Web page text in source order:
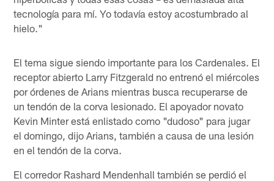
tecnología para mí. Yo todavía estoy acostumbrado al
hielo."
El tema sigue siendo importante para los Cardenales. El
receptor abierto Larry Fitzgerald no entrenó el miércoles
por órdenes de Arians mientras busca recuperarse de
un tendón de la corva lesionado. El apoyador novato
Kevin Minter está enlistado como "dudoso" para jugar
el domingo, dijo Arians, también a causa de una lesión
en el tendón de la corva.
El corredor Rashard Mendenhall también se perdió el